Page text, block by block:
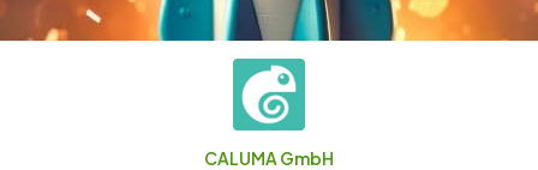
CALUMA GmbH